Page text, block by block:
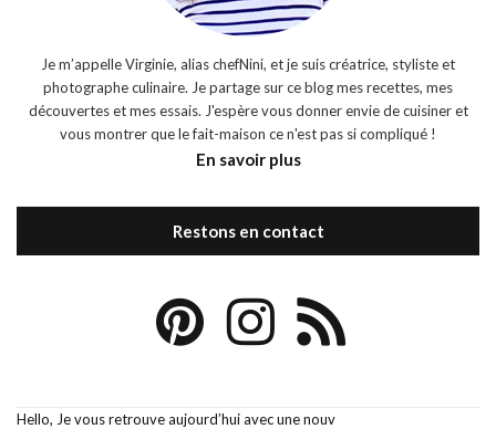
Je m’appelle Virginie, alias chefNini, et je suis créatrice, styliste et
photographe culinaire. Je partage sur ce blog mes recettes, mes
découvertes et mes essais. J'espère vous donner envie de cuisiner et
vous montrer que le fait-maison ce n'est pas si compliqué !
En savoir plus
Restons en contact
Hello, Je vous retrouve aujourd’hui avec une nouv